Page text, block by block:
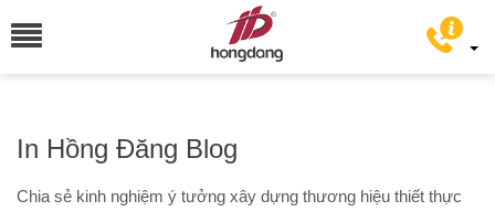
In Hồng Đăng Blog
Chia sẻ kinh nghiệm ý tưởng xây dựng thương hiệu thiết thực